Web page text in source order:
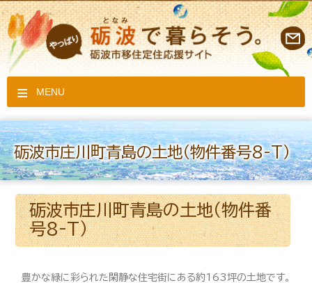
MENU
砺波市庄川町青島の土地（物件番号8-T）
砺波市庄川町青島の土地（物件番
号8-T）
豊かな緑に彩られた閑静な住宅街にある約163坪の土地です。